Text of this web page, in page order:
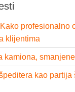
profesionalno
klijentima
kamiona,
kao partija